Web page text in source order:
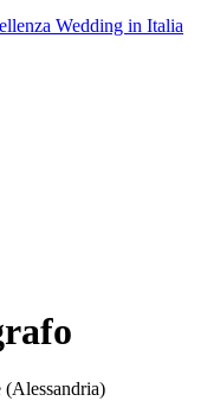
Wedding in Italia